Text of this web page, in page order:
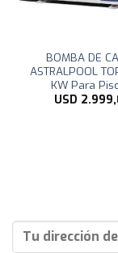
BOMBA DE
ASTRALPOOL
KW Para
USD